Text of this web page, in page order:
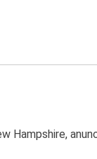
Hampshire,